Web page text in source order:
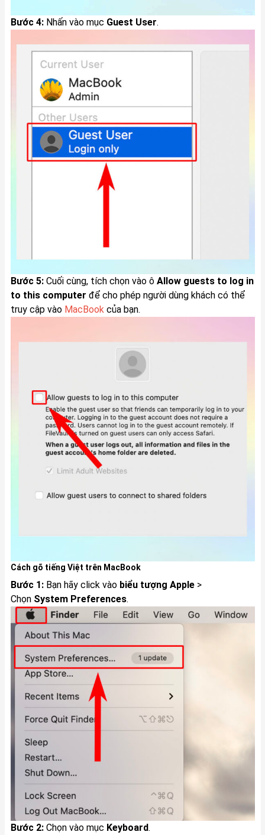
Bước 4:Nhấn vào mục Guest User.
Bước 5:Cuối cùng, tích chọn vào ô Allow guests to log in
to this computer để cho phép người dùng khách có thể
truy cập vào MacBookcủa bạn.
Cách gõ tiếng Việt trên MacBook
Bước 1:Bạn hãy click vào biểu tượng Apple>
ChọnSystem Preferences.
Bước 2:Chọn vào mục Keyboard.